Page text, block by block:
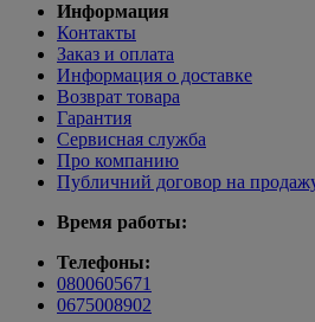
Информация
Контакты
Заказ и оплата
Информация о доставке
Возврат товара
Гарантия
Сервисная служба
Про компанию
Публичний договор на
Время работы:
Телефоны:
0800605671
0675008902